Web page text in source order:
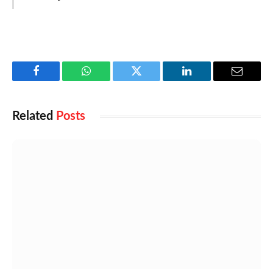
Facebook WhatsApp Twitter LinkedIn Email
Related Posts